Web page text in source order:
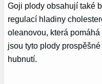
Goji plody obsahují také
regulací hladiny
oleanovou, která
jsou tyto plody
hubnutí.